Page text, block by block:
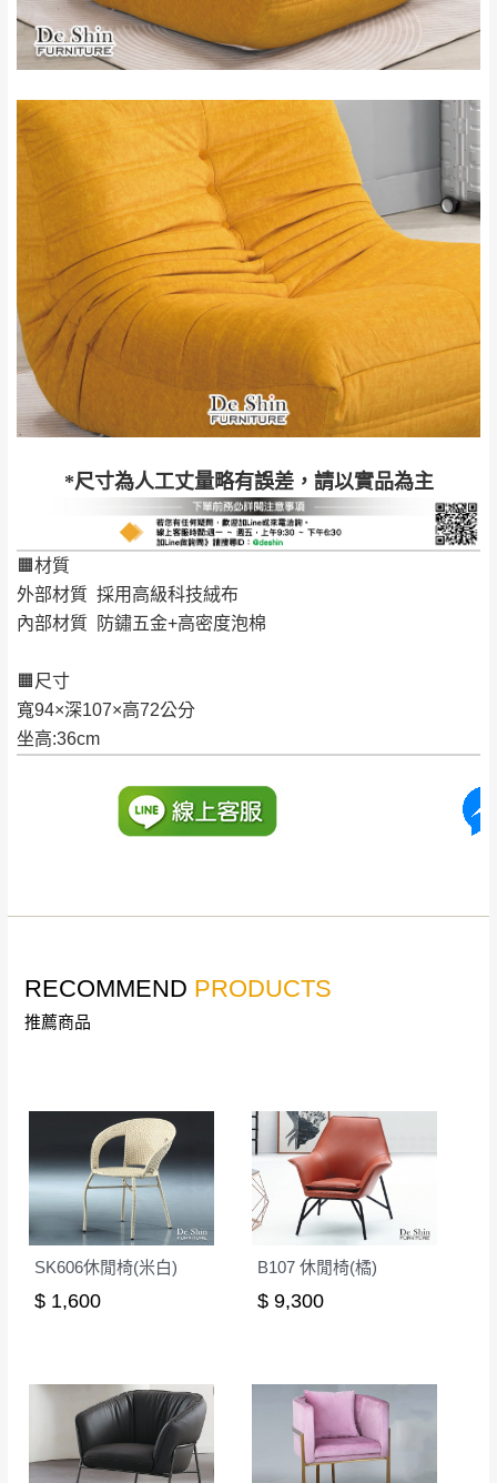
*尺寸為人工丈量略有誤差，請以實品為主
🟧材質
外部材質 採用高級科技絨布
內部材質 防鏽五金+高密度泡棉
🟧尺寸
寬94×深107×高72公分
坐高:36cm
其它注意事項
山區內等，或收貨地點搬運過於困難等因素，導致無
法順利配送，本公司除了盡最大努力完成配送外，視
狀況保有出貨的權利。
保護物流人員的工作安全，賣家無提供吊掛服務，若
需以吊車或其他的吊掛方式吊運，費用將由買方自行
支付。
因大型傢俱有組裝、配送的問題，並非一般快速到貨
商品，無法指定特定時間送達，司機當天到貨前皆會
再與您通知，讓您不用整天在家等貨，以免浪費你的
寶貴時間。
如遇自然災害、政府宣布之災害警報等不可抗力情
事，而危及運送人員輸送之安全，本司得視狀況延後
或停止運送服務。
百貨公司配送暫無法配合開店前、閉店後時段，並送
至百貨公司卸貨區為限，恕無法送至指定樓面。 《 如
遇百貨周年慶期間，恕暫停百貨公司相關運送 》
無回收家具服務，若需回收家俱可聯絡當地請清潔隊
回收,免付費清運專線：0800-085-717
非因本公司問題而需退換貨，請於收到貨7日
內通知客服人員(Line@ ID：
@dershin)，並
若發生非本司因素致使之汙損破壞，恕無法
辦理退換貨。
台北市、新北市地區固定每周(三)、(日)兩天
收送貨，敬請見諒！
本公司部份商品無維修服務，超過7日鑑賞
期，商品使用年限，因客人使用習慣、居家
環境不同。若屬人為因素導致商品損壞、零
件短缺，則維修、搬運費用，需由消費者自
行吸收(另事先與消費者報價，消費者同意將
到貨7日內為鑑賞期(注意:鑑賞期非試用期)，
形，我們需酌收退貨運費。
如欲放置營業場所及公開場合之商品則無享
有商品一年保固之服務。
▪️訂單成立時請儘速於三日內完成付款，
殺價，商品均已最低價格售出
▪️三
予保留(訂單自動取消)。
▪️無回收家具服務，若需回收家具可聯絡當地請清
RECOMMEND PRODUCTS
推薦商品
SK606休閒椅(米白)
$ 1,600
B107 休閒椅(橘)
$ 9,300